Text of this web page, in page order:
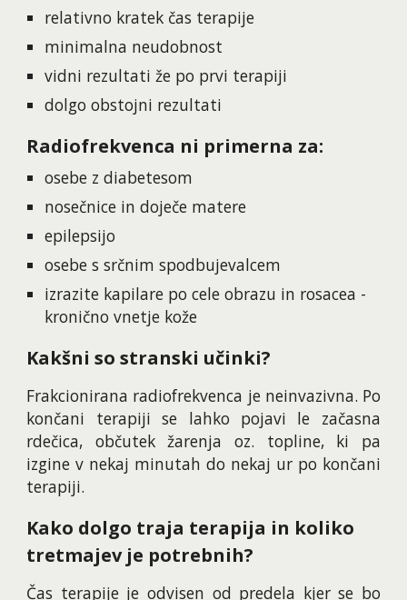
relativno kratek čas terapije
minimalna neudobnost
vidni rezultati že po prvi terapiji
dolgo obstojni rezultati
Radiofrekvenca ni primerna za:
osebe z diabetesom
nosečnice in doječe matere
epilepsijo
osebe s srčnim spodbujevalcem
izrazite kapilare po cele obrazu in rosacea -
kronično vnetje kože
Kakšni so stranski učinki?
Frakcionirana radiofrekvenca je neinvazivna. Po
končani terapiji se lahko pojavi le začasna
rdečica, občutek žarenja oz. topline, ki pa
izgine v nekaj minutah do nekaj ur po končani
terapiji.
Kako dolgo traja terapija in koliko
tretmajev je potrebnih?
Čas terapije je odvisen od predela kjer se bo